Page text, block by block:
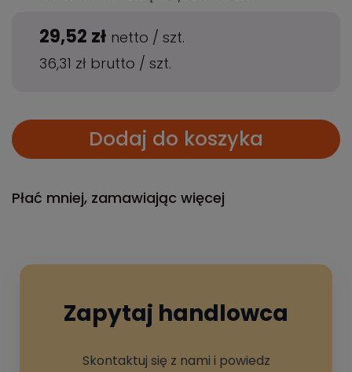
29,52 zł netto / szt.
36,31 zł brutto / szt.
Dodaj do koszyka
Płać mniej, zamawiając więcej
Zapytaj handlowca
Skontaktuj się z nami i powiedz